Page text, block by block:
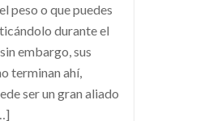
peso o que puedes
durante el
embargo, sus
terminan ahí,
ser un gran aliado